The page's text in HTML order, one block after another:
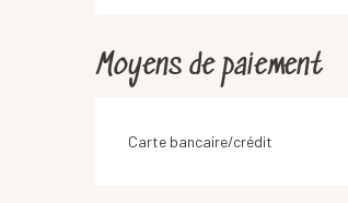
Moyens de paiement
Carte bancaire/crédit